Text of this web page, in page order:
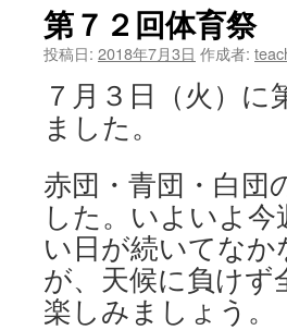
ツ
へ
ッ
第７２回体育祭
投稿日: 2018年7月3日 作成者:
７月３日（火）
ました。
赤団・青団・白団
した。いよいよ
い日が続いてな
が、天候に負けず
楽しみましょう。